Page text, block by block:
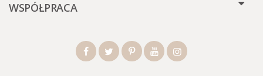
WSPÓŁPRACA